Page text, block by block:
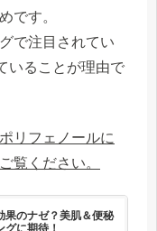
です。
で注目されてい
いることが理由で
リフェノールに
覧ください。
果のナゼ？美肌＆便秘
グに期待！